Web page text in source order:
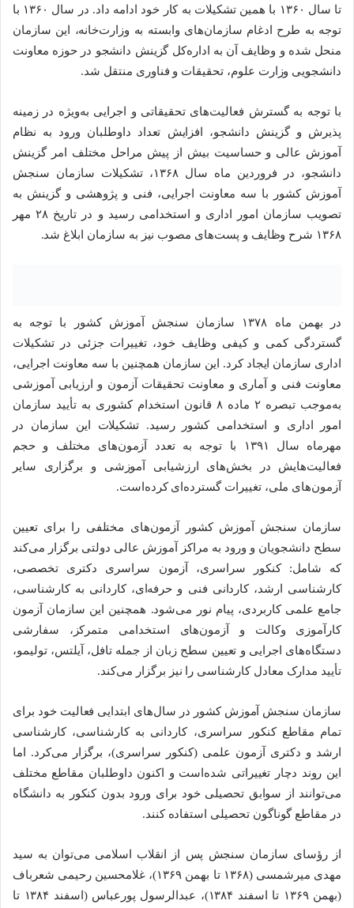
تا سال ۱۳۶۰ با همین تشکیلات به کار خود ادامه داد. در سال ۱۳۶۰ با
توجه به طرح ادغام سازمان‌های وابسته به وزارت‌خانه، این سازمان
منحل شده و وظایف آن به اداره‌کل گزینش دانشجو در حوزه معاونت
دانشجویی وزارت علوم، تحقیقات و فناوری منتقل شد.
با توجه به گسترش فعالیت‌های تحقیقاتی و اجرایی به‌ویژه در زمینه
پذیرش و گزینش دانشجو، افزایش تعداد داوطلبان ورود به نظام
آموزش عالی و حساسیت بیش از پیش مراحل مختلف امر گزینش
دانشجو، در فروردین ماه سال ۱۳۶۸، تشکیلات سازمان سنجش
آموزش کشور با سه معاونت اجرایی، فنی و پژوهشی و گزینش به
تصویب سازمان امور اداری و استخدامی رسید و در تاریخ ۲۸ مهر
۱۳۶۸ شرح وظایف و پست‌های مصوب نیز به سازمان ابلاغ شد.
در بهمن ماه ۱۳۷۸ سازمان سنجش آموزش کشور با توجه به
گستردگی کمی و کیفی وظایف خود، تغییرات جزئی در تشکیلات
اداری سازمان ایجاد کرد. این سازمان همچنین با سه معاونت اجرایی،
معاونت فنی و آماری و معاونت تحقیقات آزمون و ارزیابی آموزشی
به‌موجب تبصره ۲ ماده ۸ قانون استخدام کشوری به تأیید سازمان
امور اداری و استخدامی کشور رسید. تشکیلات این سازمان در
مهرماه سال ۱۳۹۱ با توجه به تعدد آزمون‌های مختلف و حجم
فعالیت‌هایش در بخش‌های ارزشیابی آموزشی و برگزاری سایر
آزمون‌های ملی، تغییرات گسترده‌ای کرده‌است.
سازمان سنجش آموزش کشور آزمون‌های مختلفی را برای تعیین
سطح دانشجویان و ورود به مراکز آموزش عالی دولتی برگزار می‌کند
که شامل: کنکور سراسری، آزمون سراسری دکتری تخصصی،
کارشناسی ارشد، کاردانی فنی و حرفه‌ای، کاردانی به کارشناسی،
جامع علمی کاربردی، پیام نور می‌شود. همچنین این سازمان آزمون
کارآموزی وکالت و آزمون‌های استخدامی متمرکز، سفارشی
دستگاه‌های اجرایی و تعیین سطح زبان از جمله تافل، آیلتس، تولیمو،
تأیید مدارک معادل کارشناسی را نیز برگزار می‌کند.
سازمان سنجش آموزش کشور در سال‌های ابتدایی فعالیت خود برای
تمام مقاطع کنکور سراسری، کاردانی به کارشناسی، کارشناسی
ارشد و دکتری آزمون علمی (کنکور سراسری)، برگزار می‌کرد. اما
این روند دچار تغییراتی شده‌است و اکنون داوطلبان مقاطع مختلف
می‌توانند از سوابق تحصیلی خود برای ورود بدون کنکور به دانشگاه
در مقاطع گوناگون تحصیلی استفاده کنند.
از رؤسای سازمان سنجش پس از انقلاب اسلامی می‌توان به سید
مهدی میرشمسی (۱۳۶۸ تا بهمن ۱۳۶۹)، غلامحسین رحیمی شعرباف
(بهمن ۱۳۶۹ تا اسفند ۱۳۸۴)، عبدالرسول پورعباس (اسفند ۱۳۸۴ تا